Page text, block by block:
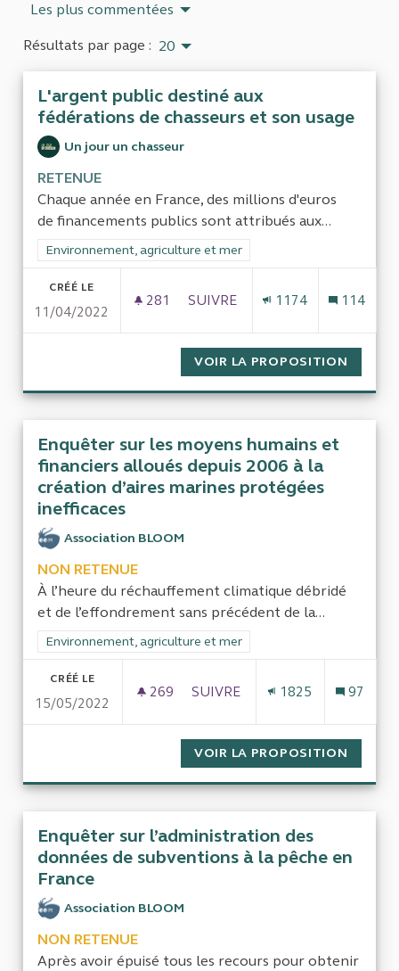
Les plus commentées
Résultats par page : 20
L'argent public destiné aux
fédérations de chasseurs et son usage
Un jour un chasseur
RETENUE
Chaque année en France, des millions d'euros
de financements publics sont attribués aux...
Filtrer les résultats de la catégorie : Environnement,
Environnement, agriculture et mer
CRÉÉ LE
11/04/2022
281 281 ABONNÉS
SUIVRE
1174 114
VOIR LA PROPOSITION
Enquêter sur les moyens humains et
financiers alloués depuis 2006 à la
création d’aires marines protégées
inefficaces
Association BLOOM
NON RETENUE
À l’heure du réchauffement climatique débridé
et de l’effondrement sans précédent de la...
Filtrer les résultats de la catégorie : Environnement,
Environnement, agriculture et mer
CRÉÉ LE
15/05/2022
269 269 ABONNÉS
SUIVRE
1825 97
VOIR LA PROPOSITION
Enquêter sur l’administration des
données de subventions à la pêche en
France
Association BLOOM
NON RETENUE
Après avoir épuisé tous les recours pour obtenir